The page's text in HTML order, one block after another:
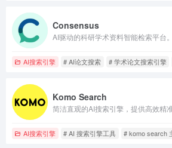
Consensus
AI驱动的科研学术资料智能检索平台。
AI搜索引擎 # AI论文搜索 # 学术论文搜索引擎
Komo Search
简洁直观的AI搜索引擎，提供高效精
AI搜索引擎 # AI 搜索引擎工具 # komo search